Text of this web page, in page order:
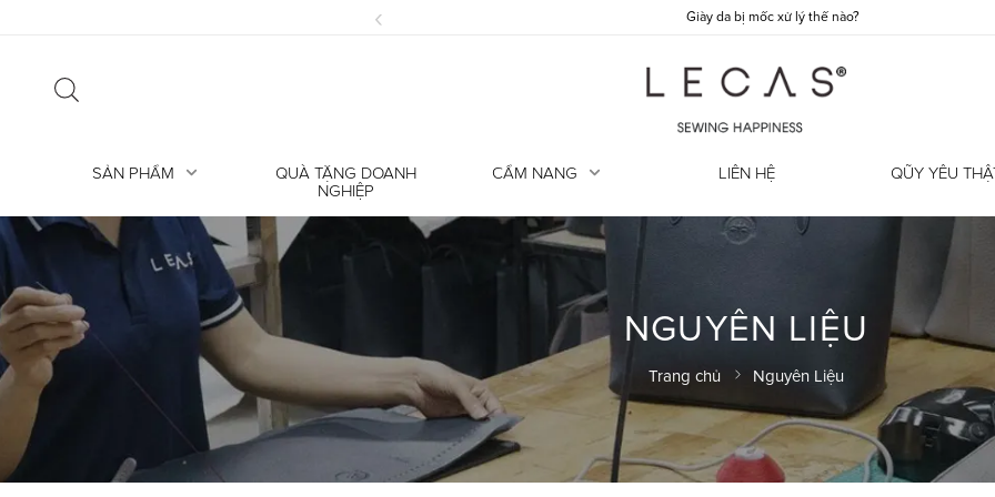
Giày da bị mốc xử lý thế nào?
‹
SẢN PHẨM
QUÀ TẶNG DOANH
NGHIỆP
CẨM NANG LIÊN HỆ QŨY YÊU
NGUYÊN LIỆU
Trang chủ Nguyên Liệu